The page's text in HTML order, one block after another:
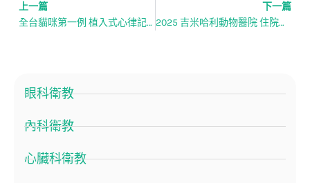
上一頁
上一篇
全台貓咪第一例 植入式心律記錄器-楊崇君 獸醫師
下一篇
2025 吉米哈利動物醫院 住院醫師招聘說明會
眼科衛教
內科衛教
心臟科衛教